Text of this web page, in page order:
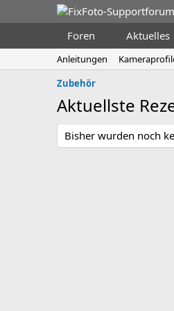
Foren Aktuelles
Anleitungen
Zubehör
Aktuellste
Bisher wurden noch